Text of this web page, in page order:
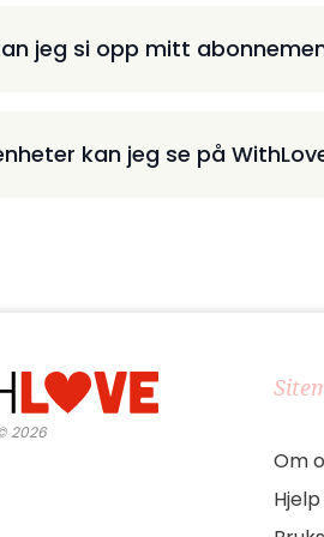
jeg si opp mitt
kan jeg se på
2026
Om
Hjelp